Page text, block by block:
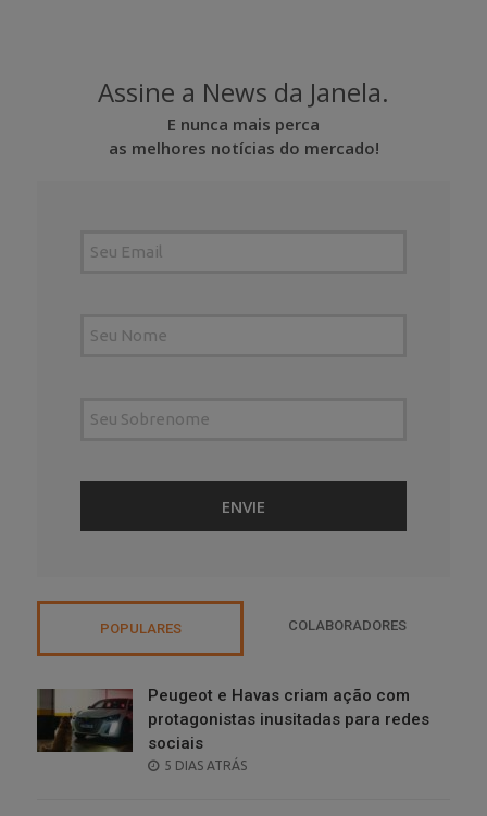
Assine a News da Janela.
E nunca mais perca
as melhores notícias do mercado!
POPULARES COLABORADORES
Peugeot e Havas criam ação com
protagonistas inusitadas para redes
sociais
POSTED
5 DIAS ATRÁS